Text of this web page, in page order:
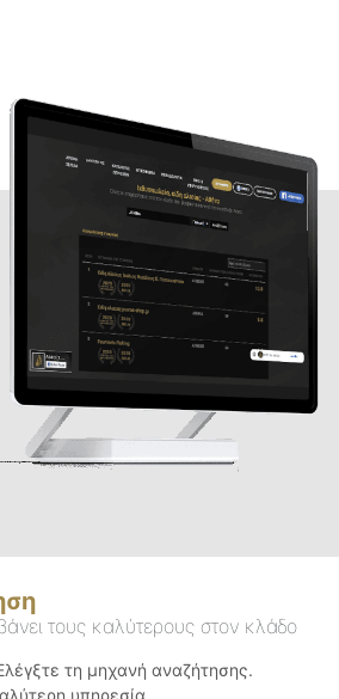
τους καλύτερους στον κλάδο
τη μηχανή αναζήτησης.
υπηρεσία